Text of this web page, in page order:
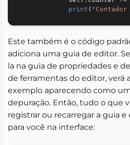
print ( "Contador
Este também é o código
adiciona uma guia de editor.
la na guia de propriedades e
de ferramentas do editor, verá
exemplo aparecendo como
depuração. Então, tudo o que
registrar ou recarregar a guia e
para você na interface: